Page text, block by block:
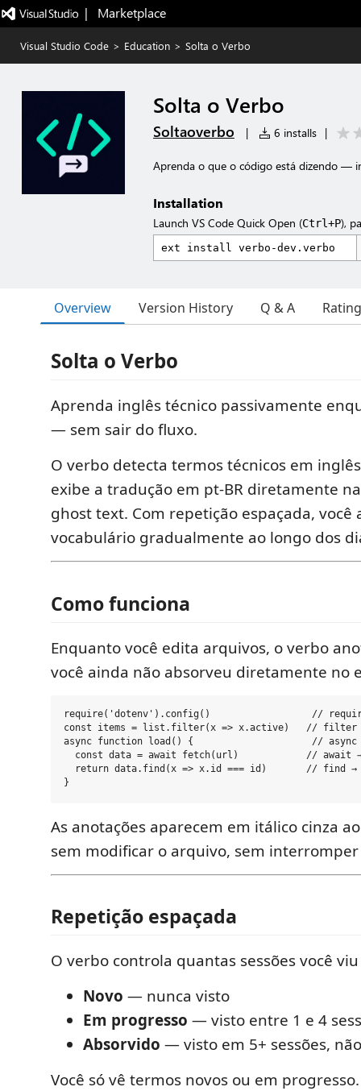
|   Marketplace
Visual Studio Code > Education > Solta o Verbo
Solta o Verbo
Soltaoverbo | 6 installs |
Aprenda o que o código está dizendo —
Installation
Launch VS Code Quick Open (Ctrl+P),
Overview Version History Q & A
Solta o Verbo
Aprenda inglês técnico passivamente
— sem sair do fluxo.
O verbo detecta termos técnicos em
exibe a tradução em pt-BR diretamente
ghost text. Com repetição espaçada, você
vocabulário gradualmente ao longo dos
Como funciona
Enquanto você edita arquivos, o verbo
você ainda não absorveu diretamente no
require('dotenv').config()                  // require →
const items = list.filter(x => x.active)   // filter
async function load() {                     // async →
const data = await fetch(url)            // await
return data.find(x => x.id === id)       // find
As anotações aparecem em itálico cinza
sem modificar o arquivo, sem
Repetição espaçada
O verbo controla quantas sessões você
Novo — nunca visto
Em progresso — visto entre 1 e 4
Absorvido — visto em 5+ sessões,
Você só vê termos novos ou em